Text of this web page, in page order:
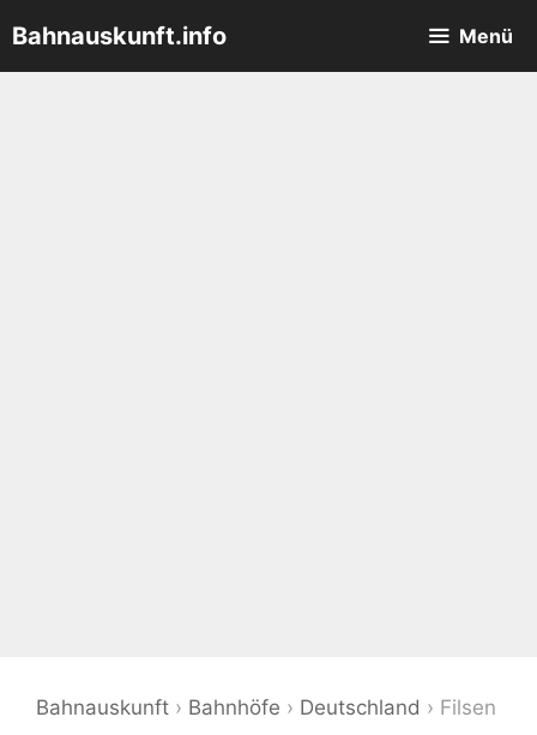
Inhalt
springen
Bahnauskunft.info Menü
Bahnauskunft › Bahnhöfe › Deutschland › Filsen